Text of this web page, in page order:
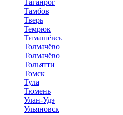
Таганрог
Тамбов
Тверь
Темрюк
Тимашёвск
Толмачёво
Толмачёво
Тольятти
Томск
Тула
Тюмень
Улан-Удэ
Ульяновск